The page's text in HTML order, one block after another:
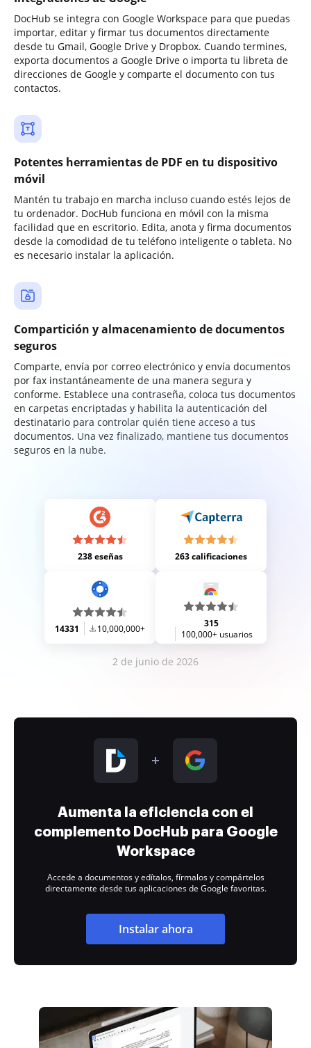
DocHub se integra con Google Workspace para que puedas
importar, editar y firmar tus documentos directamente
desde tu Gmail, Google Drive y Dropbox. Cuando termines,
exporta documentos a Google Drive o importa tu libreta de
direcciones de Google y comparte el documento con tus
contactos.
Potentes herramientas de PDF en tu dispositivo
móvil
Mantén tu trabajo en marcha incluso cuando estés lejos de
tu ordenador. DocHub funciona en móvil con la misma
facilidad que en escritorio. Edita, anota y firma documentos
desde la comodidad de tu teléfono inteligente o tableta. No
es necesario instalar la aplicación.
Compartición y almacenamiento de documentos
seguros
Comparte, envía por correo electrónico y envía documentos
por fax instantáneamente de una manera segura y
conforme. Establece una contraseña, coloca tus documentos
en carpetas encriptadas y habilita la autenticación del
destinatario para controlar quién tiene acceso a tus
documentos. Una vez finalizado, mantiene tus documentos
seguros en la nube.
238 eseñas 263 calificaciones
14331 10,000,000+
315
100,000+ usuarios
2 de junio de 2026
Aumenta la eficiencia con el
complemento DocHub para Google
Workspace
Accede a documentos y edítalos, fírmalos y compártelos
directamente desde tus aplicaciones de Google favoritas.
Instalar ahora